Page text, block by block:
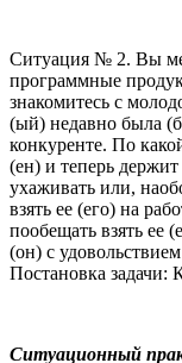
Ситуация № 2. Вы
программные
знакомитесь с
(ый) недавно была
конкуренте. По
(ен) и теперь
ухаживать или,
взять ее (его) на
пообещать взять ее
(он) с
Постановка задачи:
Ситуационный